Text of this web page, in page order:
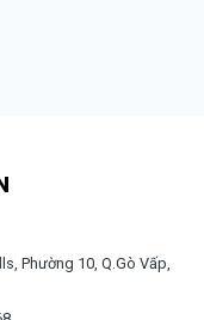
Phường 10, Q.Gò Vấp,